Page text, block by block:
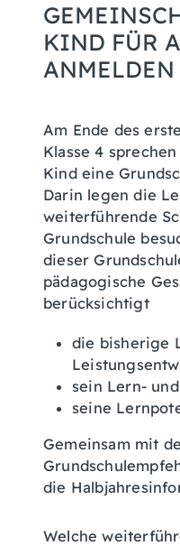
KIND FÜR
ANMELDEN
Am Ende des
Klasse 4
Kind eine
Darin legen die
weiterführende
Grundschule
dieser
pädagogische
berücksichtigt
die bisherige
sein Lern-
seine
Gemeinsam mit
die
Welche